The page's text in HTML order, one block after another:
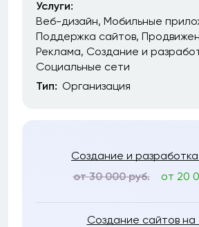
Услуги:
Веб-дизайн Мобильные
Поддержка сайтов
Реклама Создание и
Социальные сети
Тип: Организация
Создание и
от 30 000 руб.
от 20
Создание сайтов на